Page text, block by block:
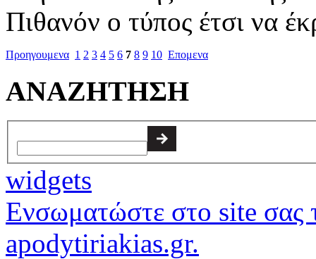
Πιθανόν ο τύπος έτσι να
Προηγουμενα 1 2 3 4 5 6 7 8 9 10 Επομενα
ΑΝΑΖΗΤΗΣΗ
widgets
Ενσωματώστε στο site σας
apodytiriakias.gr.